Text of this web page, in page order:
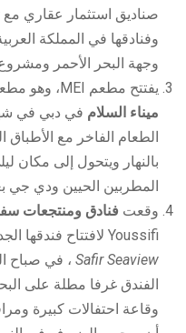
صناديق استثمار عقاري مع
وفنادقها في المملكة
وجهة البحر الأحمر ومشروع
يفتتح مطعم MEI، وهو مطعم آسيوي جديد، في
ميناء السلام في دبي في
الطعام الفاخر مع الأطباق
بالنهار ويتحول إلى مكان
المطربين الحيين ودي جي بعد
وقعت فنادق ومنتجعات
Youssifi لافتتاح فندقها الجديد من فئة الخمس نجوم ،
Safir Seaview ، في صباح
الفندق غرفا مطلة على
وقاعة احتفالات كبيرة